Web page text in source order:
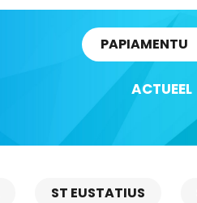
PAPIAMENTU
ACTUEEL
ST EUSTATIUS